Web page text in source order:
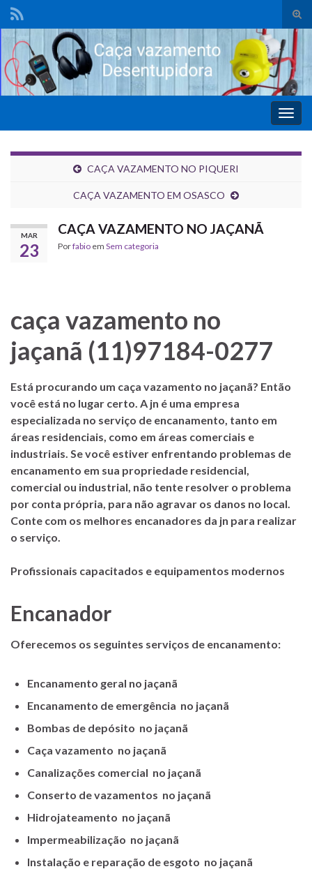
de
CAÇA VAZAMENTO NO PIQUERI
CAÇA VAZAMENTO EM OSASCO
MAR
23
CAÇA VAZAMENTO NO JAÇANÃ
Porfabio em Sem categoria
caça vazamento no
jaçanã (11)97184-0277
Está procurando um caça vazamento no jaçanã? Então
você está no lugar certo. A jn é uma empresa
especializada no serviço de encanamento, tanto em
áreas residenciais, como em áreas comerciais e
industriais. Se você estiver enfrentando problemas de
encanamento em sua propriedade residencial,
comercial ou industrial, não tente resolver o problema
por conta própria, para não agravar os danos no local.
Conte com os melhores encanadores da jn para realizar
o serviço.
Profissionais capacitados e equipamentos modernos
Encanador
Oferecemos os seguintes serviços de encanamento:
Encanamento geral no jaçanã
Encanamento de emergência no jaçanã
Bombas de depósito no jaçanã
Caça vazamento no jaçanã
Canalizações comercial no jaçanã
Conserto de vazamentos no jaçanã
Hidrojateamento no jaçanã
Impermeabilização no jaçanã
Instalação e reparação de esgoto no jaçanã